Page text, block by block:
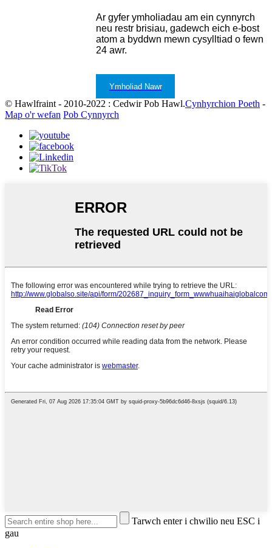
Ar gyfer ymholiadau am ein cynnyrch
neu restr brisiau, gadewch eich e-bost
atom a byddwn mewn cysylltiad o fewn
24 awr.
Ymholiad Nawr
© Hawlfraint - 2010-2022 : Cedwir Pob Hawl.Cynhyrchion Poeth -
Map o'r wefan Pob Cynnyrch
Tarwch enter i chwilio neu ESC i
gau